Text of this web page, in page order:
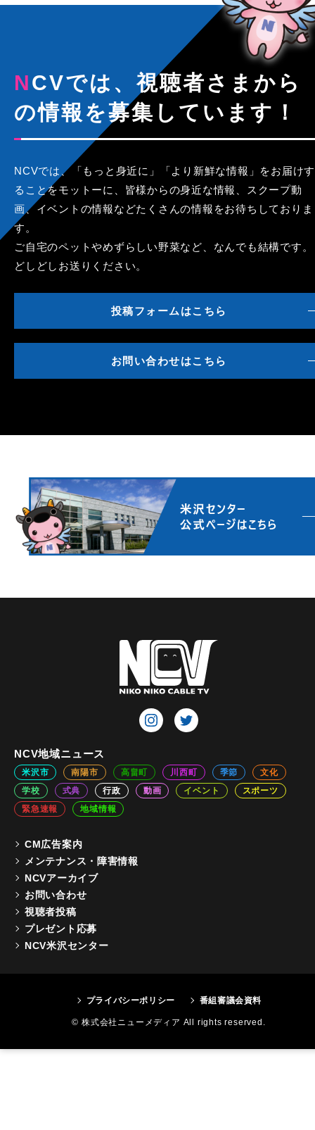
NCVでは、視聴者さまから
の情報を募集しています！
NCVでは、「もっと身近に」「より新鮮な情報」をお届けす
ることをモットーに、皆様からの身近な情報、スクープ動
画、イベントの情報などたくさんの情報をお待ちしておりま
す。
ご自宅のペットやめずらしい野菜など、なんでも結構です。
どしどしお送りください。
投稿フォームはこちら
お問い合わせはこちら
NCV地域ニュース
米沢市 南陽市 高畠町 川西町 季節
文化
学校
式典 行政 動画 イベント
スポーツ
緊急速報
地域情報
CM広告案内
メンテナンス・障害情報
NCVアーカイブ
お問い合わせ
視聴者投稿
プレゼント応募
NCV米沢センター
プライバシーポリシー 番組審議会資料
© 株式会社ニューメディア All rights reserved.